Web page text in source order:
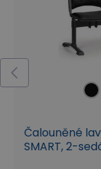
Čalouněné
SMART, 2-